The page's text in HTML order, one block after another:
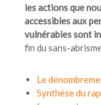
les actions que
accessibles aux
vulnérables sont
fin du sans-abrisme
Le
Synthèse du